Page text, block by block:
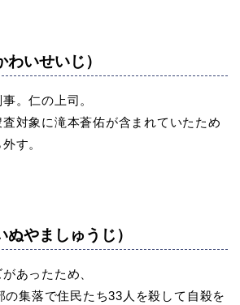
いせいじ）
。仁の上司。
対象に滝本蒼佑が含まれていたため
す。
やましゅうじ）
あったため、
の集落で住民たち33人を殺して自殺を